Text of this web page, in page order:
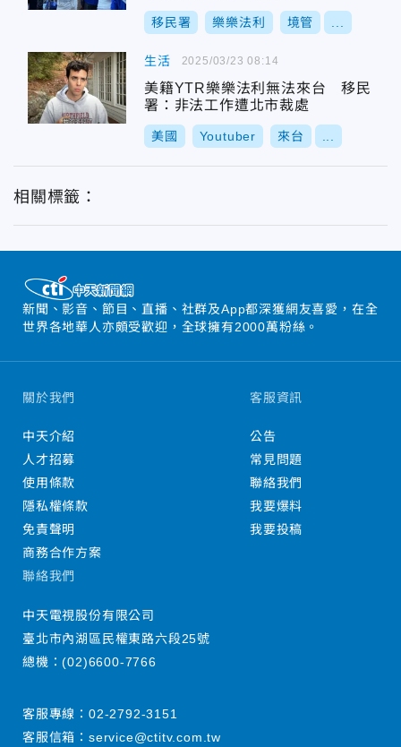
移民署 樂樂法利 境管
生活
美籍YTR樂樂法利無法來台 移民
署：非法工作遭北市裁處
美國 Youtuber 來台
2025/03/23 08:14
相關標籤：
新聞、影音、節目、直播、社群及App都深獲網友喜愛，在全
世界各地華人亦頗受歡迎，全球擁有2000萬粉絲。
關於我們
中天介紹
人才招募
使用條款
隱私權條款
免責聲明
商務合作方案
客服資訊
公告
常見問題
聯絡我們
我要爆料
我要投稿
聯絡我們
中天電視股份有限公司
臺北市內湖區民權東路六段25號
總機：(02)6600-7766
客服專線： 02-2792-3151
客服信箱： service@ctitv.com.tw